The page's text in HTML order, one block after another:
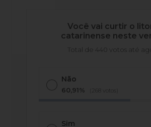
Você vai curtir o
catarinense neste
Total de 440 votos até
Não
60,91% (268 votos)
Sim